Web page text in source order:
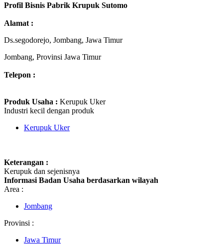
Profil Bisnis Pabrik Krupuk Sutomo
Alamat :
Ds.segodorejo, Jombang, Jawa Timur
Jombang, Provinsi Jawa Timur
Telepon :
Produk Usaha : Kerupuk Uker
Industri kecil dengan produk
Kerupuk Uker
Keterangan :
Kerupuk dan sejenisnya
Informasi Badan Usaha berdasarkan wilayah
Area :
Jombang
Provinsi :
Jawa Timur